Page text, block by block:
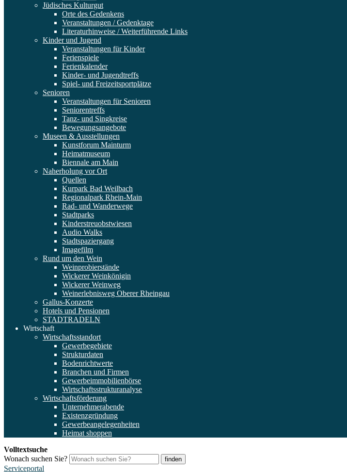
Jüdisches Kulturgut
Orte des Gedenkens
Veranstaltungen / Gedenktage
Literaturhinweise / Weiterführende Links
Kinder und Jugend
Veranstaltungen für Kinder
Ferienspiele
Ferienkalender
Kinder- und Jugendtreffs
Spiel- und Freizeitsportplätze
Senioren
Veranstaltungen für Senioren
Seniorentreffs
Tanz- und Singkreise
Bewegungsangebote
Museen & Ausstellungen
Kunstforum Mainturm
Heimatmuseum
Biennale am Main
Naherholung vor Ort
Quellen
Kurpark Bad Weilbach
Regionalpark Rhein-Main
Rad- und Wanderwege
Stadtparks
Kinderstreuobstwiesen
Audio Walks
Stadtspaziergang
Imagefilm
Rund um den Wein
Weinprobierstände
Wickerer Weinkönigin
Wickerer Weinweg
Weinerlebnisweg Oberer Rheingau
Gallus-Konzerte
Hotels und Pensionen
STADTRADELN
Wirtschaft
Wirtschaftsstandort
Gewerbegebiete
Strukturdaten
Bodenrichtwerte
Branchen und Firmen
Gewerbeimmobilienbörse
Wirtschaftsstrukturanalyse
Wirtschaftsförderung
Unternehmerabende
Existenzgründung
Gewerbeangelegenheiten
Heimat shoppen
Volltextsuche
Wonach suchen Sie?
finden
Serviceportal